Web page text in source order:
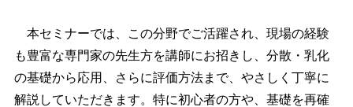
本セミナーでは、この分野でご活躍され、現場の経験
も豊富な専門家の先生方を講師にお招きし、分散・乳化
の基礎から応用、さらに評価方法まで、やさしく丁寧に
解説していただきます。特に初心者の方や、基礎を再確